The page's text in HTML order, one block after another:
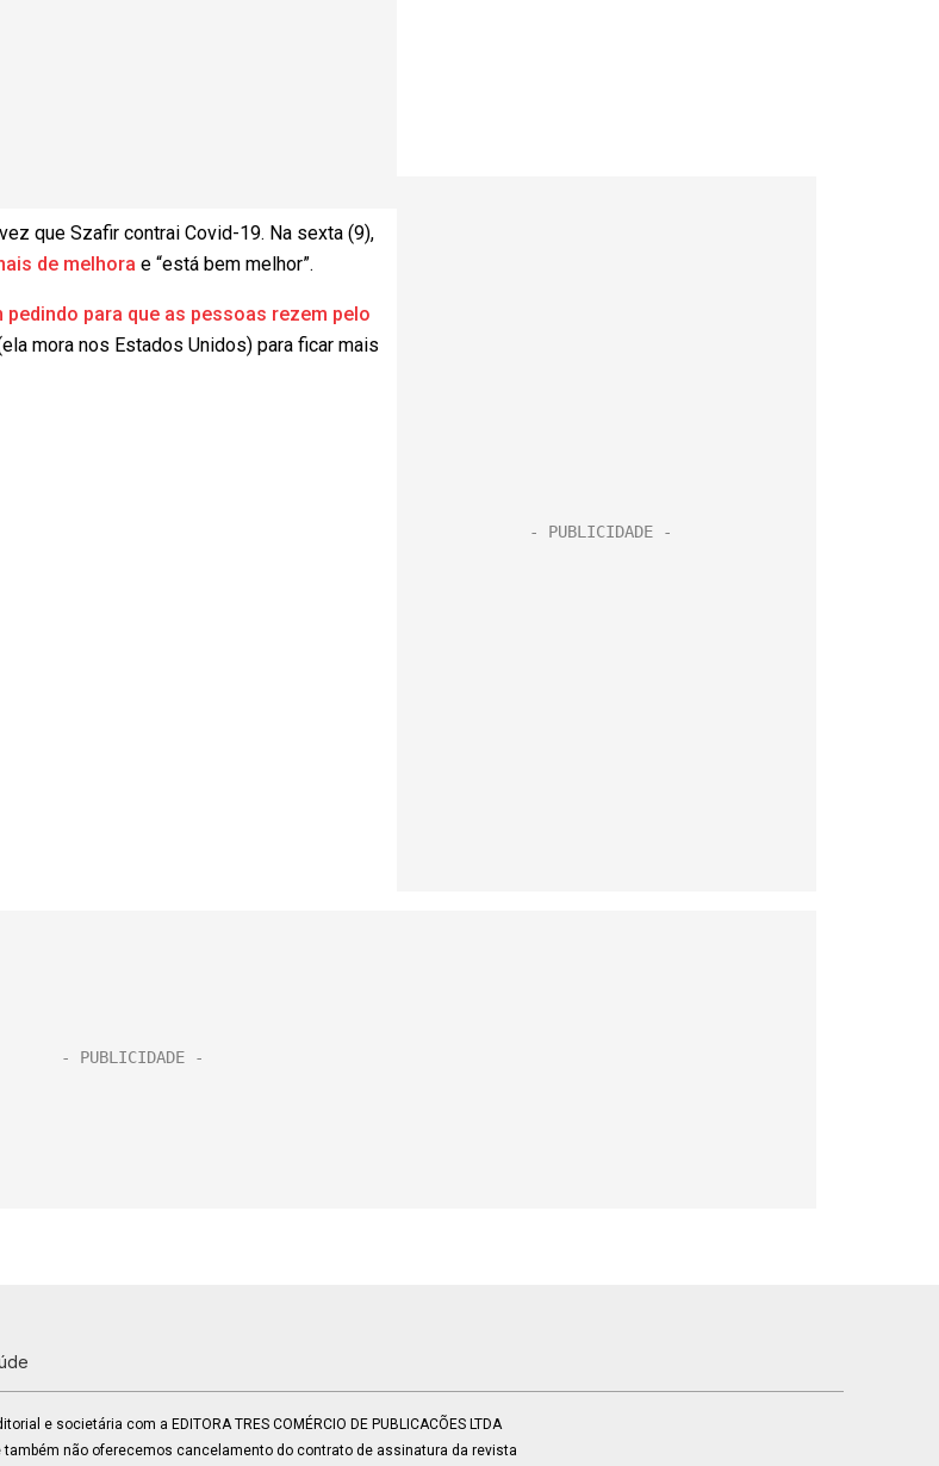
que Szafir contrai Covid-19. Na sexta (9),
de melhora e “está bem melhor”.
para que as pessoas rezem pelo
mora nos Estados Unidos) para ficar mais
e societária com a EDITORA TRES COMÉRCIO DE PUBLICACÕES LTDA
não oferecemos cancelamento do contrato de assinatura da revista